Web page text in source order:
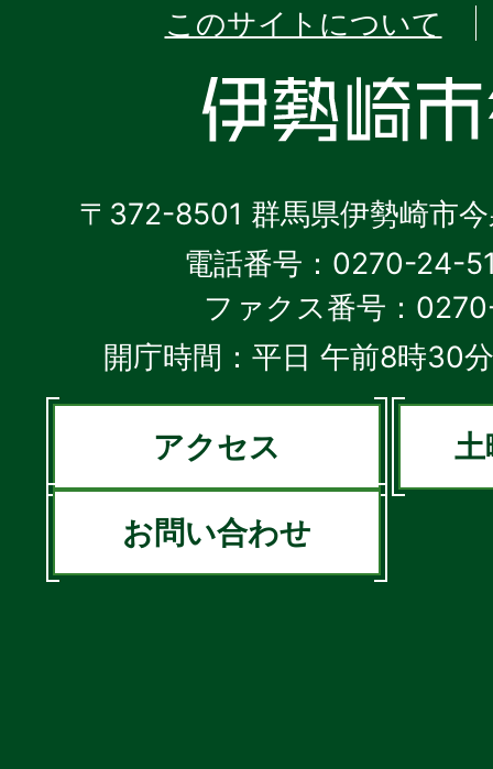
このサイトについて
〒372-8501 群馬県伊勢崎市
電話番号：0270-24-
ファクス番号：
開庁時間：平日 午前8時30
アクセス 土
お問い合わせ